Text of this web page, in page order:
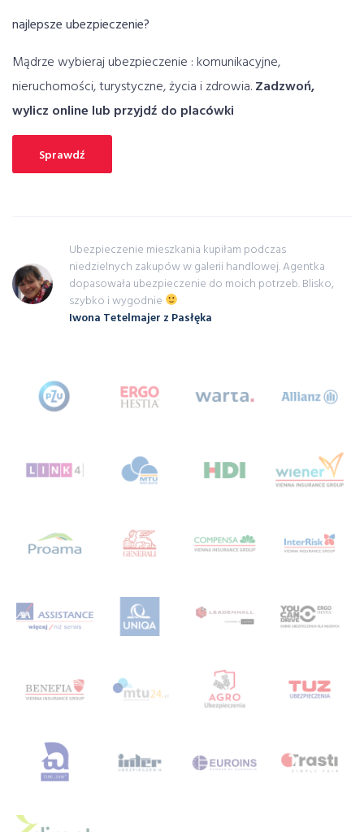
najlepsze ubezpieczenie?
Mądrze wybieraj ubezpieczenie : komunikacyjne,
nieruchomości, turystyczne, życia i zdrowia.Zadzwoń,
wylicz online lub przyjdź do placówki
Sprawdź
Ubezpieczenie mieszkania kupiłam podczas
niedzielnych zakupów w galerii handlowej. Agentka
dopasowała ubezpieczenie do moich potrzeb. Blisko,
szybko i wygodnie
Iwona Tetelmajer z Pasłęka